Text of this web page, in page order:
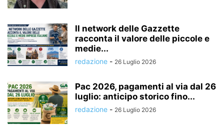
Il network delle Gazzette
racconta il valore delle piccole e
medie...
redazione - 26 Luglio 2026
Pac 2026, pagamenti al via dal 26
luglio: anticipo storico fino...
redazione - 26 Luglio 2026